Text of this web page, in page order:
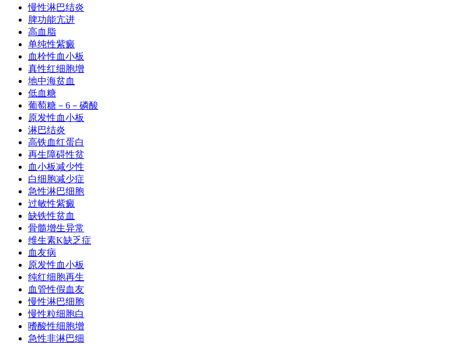
慢性淋巴结炎
脾功能亢进
高血脂
单纯性紫癜
血栓性血小板
真性红细胞增
地中海贫血
低血糖
葡萄糖－6－磷酸
原发性血小板
淋巴结炎
高铁血红蛋白
再生障碍性贫
血小板减少性
白细胞减少症
急性淋巴细胞
过敏性紫癜
缺铁性贫血
骨髓增生异常
维生素K缺乏症
血友病
原发性血小板
纯红细胞再生
血管性假血友
慢性淋巴细胞
慢性粒细胞白
嗜酸性细胞增
急性非淋巴细